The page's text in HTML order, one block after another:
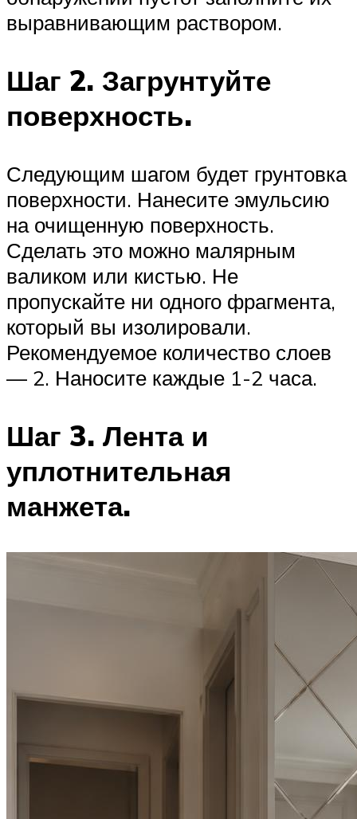
выравнивающим раствором.
Шаг 2. Загрунтуйте
поверхность.
Следующим шагом будет грунтовка
поверхности. Нанесите эмульсию
на очищенную поверхность.
Сделать это можно малярным
валиком или кистью. Не
пропускайте ни одного фрагмента,
который вы изолировали.
Рекомендуемое количество слоев
— 2. Наносите каждые 1-2 часа.
Шаг 3. Лента и
уплотнительная
манжета.